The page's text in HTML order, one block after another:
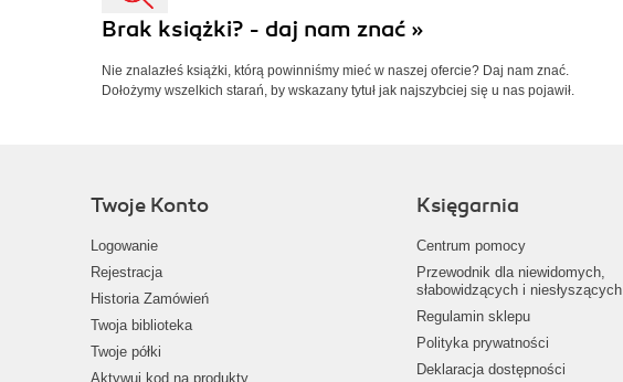
Brak książki? - daj nam znać »
Nie znalazłeś książki, którą powinniśmy mieć w naszej ofercie? Daj nam znać.
Dołożymy wszelkich starań, by wskazany tytuł jak najszybciej się u nas pojawił.
Twoje Konto
Logowanie
Rejestracja
Historia Zamówień
Twoja biblioteka
Twoje półki
Aktywuj kod na produkty
Księgarnia
Centrum pomocy
Przewodnik dla niewidomych,
słabowidzących i niesłyszących
Regulamin sklepu
Polityka prywatności
Deklaracja dostępności